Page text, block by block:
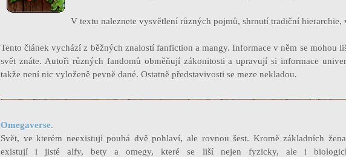
V textu naleznete vysvětlení různých pojmů, shrnutí tradiční hierarchie,
Tento článek vychází z běžných znalostí fanfiction a mangy. Informace v něm se mohou
svět znáte. Autoři různých fandomů obměňují zákonitosti a upravují si informace
takže není nic vyloženě pevně dané. Ostatně představivosti se meze nekladou.
Omegaverse.
Svět, ve kterém neexistují pouhá dvě pohlaví, ale rovnou šest. Kromě základních
existují i jisté alfy, bety a omegy, které se liší nejen fyzicky, ale i